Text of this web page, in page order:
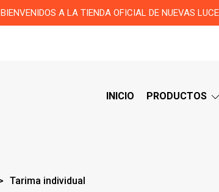
BIENVENIDOS A LA TIENDA OFICIAL DE NUEVAS
INICIO PRODUCTOS
Tarima individual